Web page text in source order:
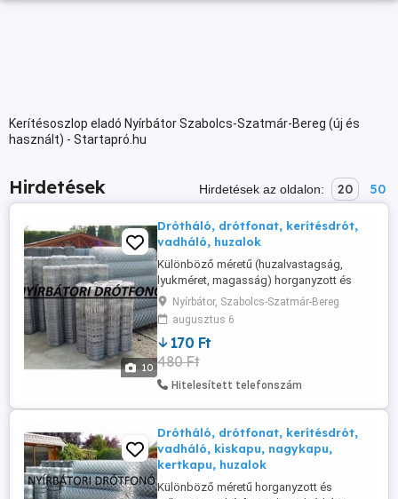
Kerítésoszlop eladó Nyírbátor Szabolcs-Szatmár-Bereg (új és
használt) - Startapró.hu
Hirdetések Hirdetések az oldalon: 20 50
10
Drótháló, drótfonat, kerítésdrót,
vadháló, huzalok
Különböző méretű (huzalvastagság,
lyukméret, magasság) horganyzott és
műanyagos drótfonatok, vadvédelmi
hálók, valamint horganyzott, tüskés és
fekete huzalok gyártása és forgalmazása.
Nyitva tartás rugalmas, csak telefonon
egyeztessünk! Horganyzott gépfonat:
60x60/1,7/1000 - bruttó ,- Ft/fm. Változás
...
Nyírbátor, Szabolcs-Szatmár-Bereg
augusztus 6
170 Ft
480 Ft
Hitelesített telefonszám
Drótháló, drótfonat, kerítésdrót,
vadháló, kiskapu, nagykapu,
kertkapu, huzalok
Különböző méretű horganyzott és